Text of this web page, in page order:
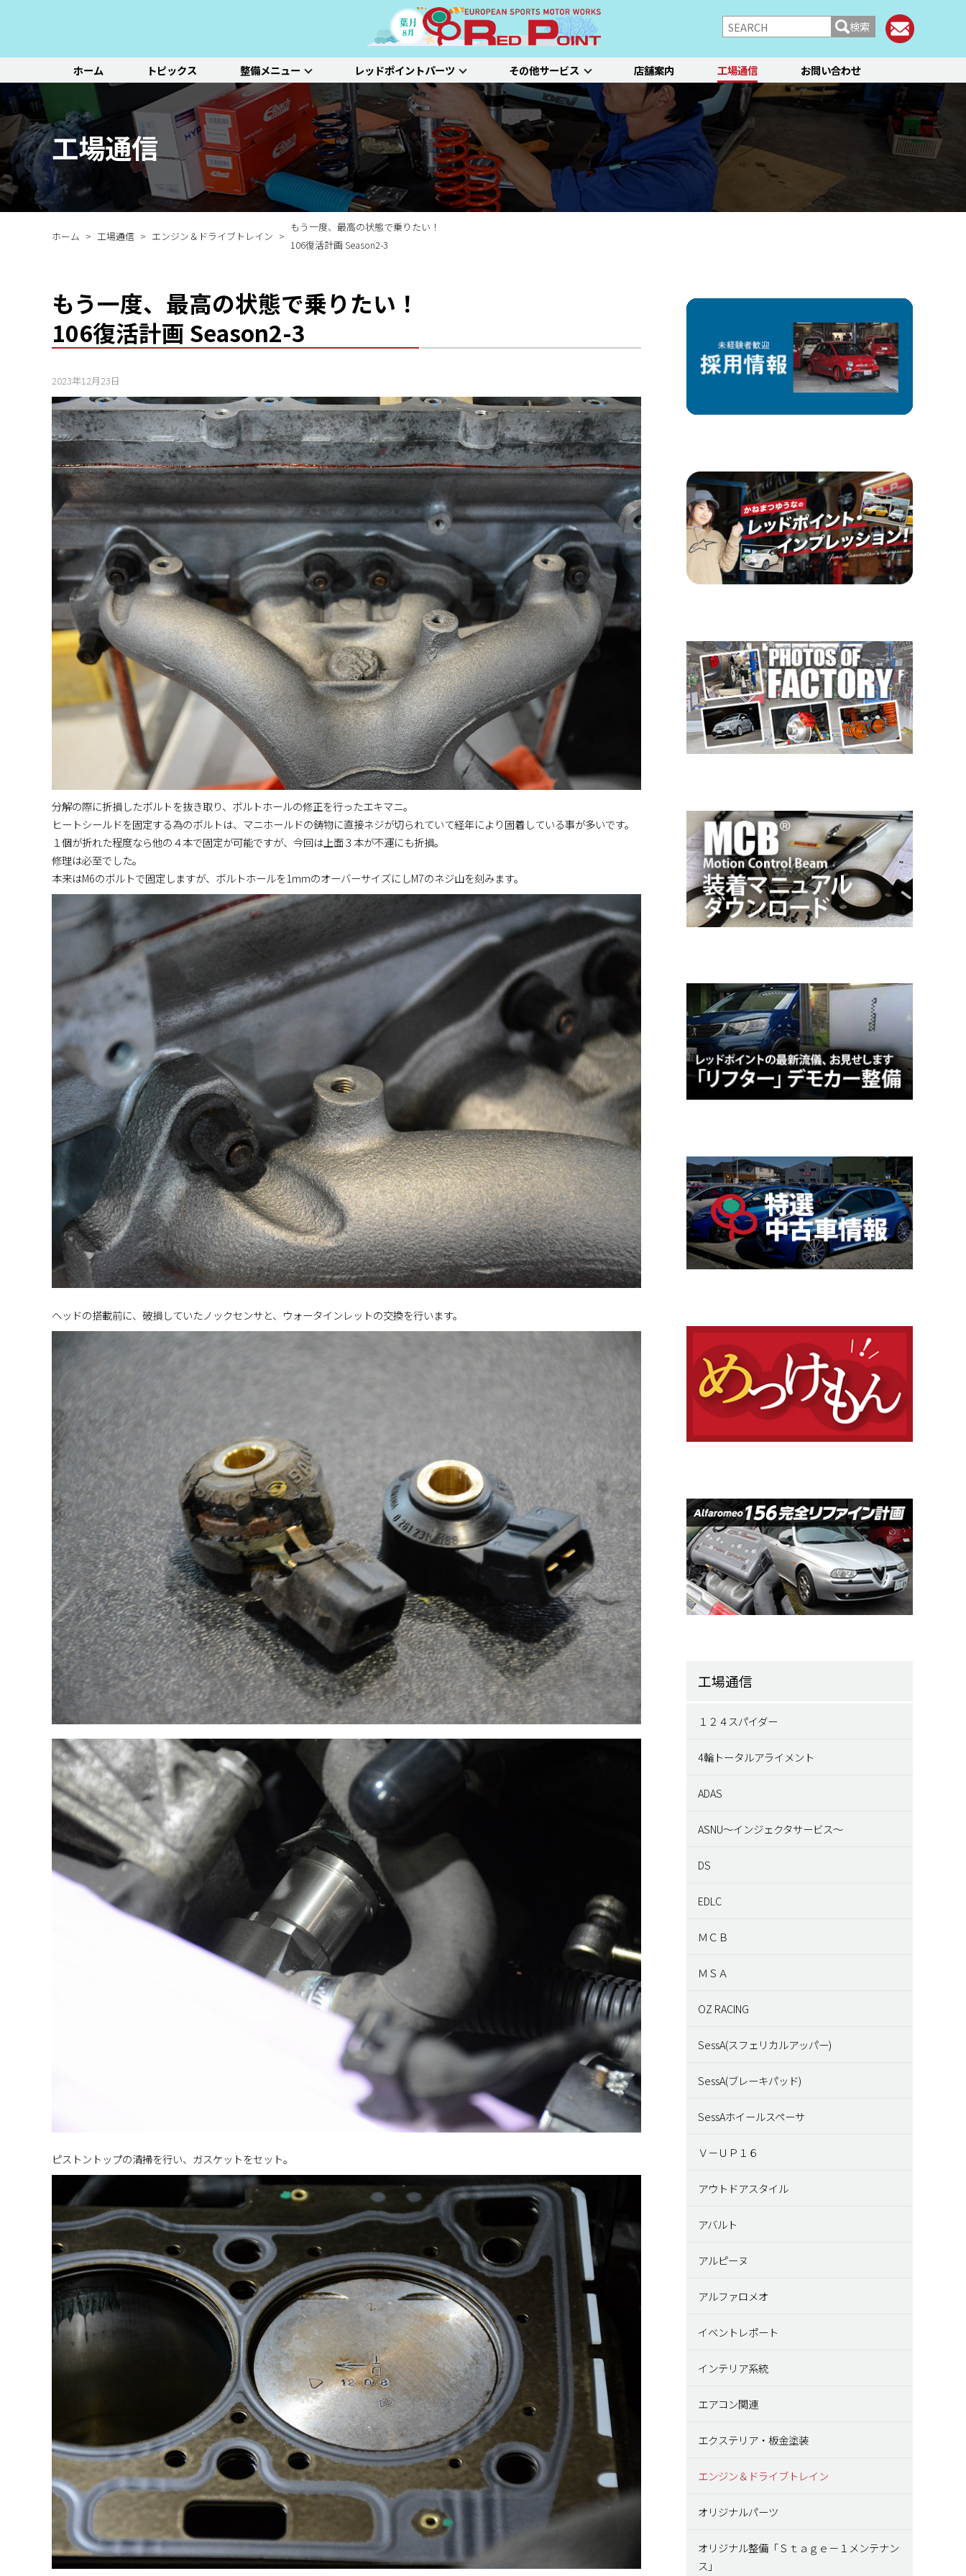
検索
ホーム トピックス 整備メニュー
整備メニュー
レッドポイントが推奨す
る、すべての車種に共通
する基本整備と、車両の
状態に応じた３段階のセ
ットメニューをご紹介し
ます。
一覧ページ
基本整備一覧
ADAS（先進運転支援システム）診断 SDL診断 ホイールアライメント点検・調整
オイル交換
エアコン整備
タイヤ整備 新車点検整備 12か月点検/24か月点検
初診点検・セットメニュー
初診点検 ステージ1／ベーシック ステージ2／ルーティーン
ステージ3／リフレッシュ
ステージ2／ステージ3 車種別価格表
レッドポイントパーツ
レッドポイント
パーツ
オリジナル&おすすめパ
ーツのご紹介
一覧ページ
車種別選択
ルノー プジョー シトロエン/DS アルファロメオ フィアット／アバルト
機能別選択
エンジン/駆動系 吸排気系 サスペンション/シャーシ
ブレーキ
ホイール/タイヤ
エクステリア インテリア 快適装備
その他サービス
その他のサービ
ス
新車の販売や中古車販
売、ならびに買い取りや
レンタカー等のサービス
を行なっております。
一覧ページ
新車販売・整備 特選中古車 車両買い取り
レンタカー
その他サービス
店舗案内 工場通信 お問い合わせ
工場通信
ホーム 工場通信 エンジン＆ドライブトレイン
もう一度、最高の状態で乗りたい！
106復活計画 Season2-3
もう一度、最高の状態で乗りたい！
106復活計画 Season2-3
2023年12月23日
分解の際に折損したボルトを抜き取り、ボルトホールの修正を行ったエキマニ。
ヒートシールドを固定する為のボルトは、マニホールドの鋳物に直接ネジが切られていて経年により固着している事が多いです。
１個が折れた程度なら他の４本で固定が可能ですが、今回は上面３本が不運にも折損。
修理は必至でした。
本来はM6のボルトで固定しますが、ボルトホールを1mmのオーバーサイズにしM7のネジ山を刻みます。
ヘッドの搭載前に、破損していたノックセンサと、ウォータインレットの交換を行います。
ピストントップの清掃を行い、ガスケットをセット。
工場通信
１２４スパイダー
4輪トータルアライメント
ADAS
ASNU～インジェクタサービス～
DS
EDLC
ＭＣＢ
ＭＳＡ
OZ RACING
SessA(スフェリカルアッパー)
SessA(ブレーキパッド)
SessAホイールスペーサ
Ｖ－ＵＰ１６
アウトドアスタイル
アバルト
アルピーヌ
アルファロメオ
イベントレポート
インテリア系統
エアコン関連
エクステリア・板金塗装
エンジン＆ドライブトレイン
オリジナルパーツ
オリジナル整備「Ｓｔａｇｅ－１メンテナン
ス」